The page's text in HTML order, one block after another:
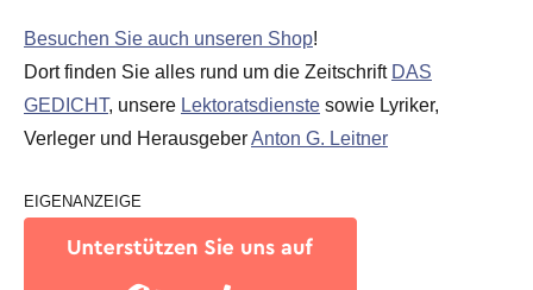
Besuchen Sie auch unseren Shop!
Dort finden Sie alles rund um die Zeitschrift DAS
GEDICHT, unsere Lektoratsdienste sowie Lyriker,
Verleger und HerausgeberAnton G. Leitner
EIGENANZEIGE